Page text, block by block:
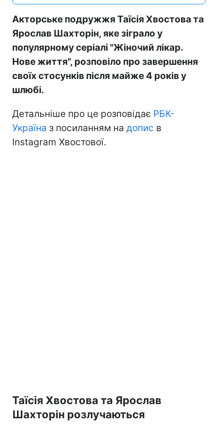
Акторське подружжя Таїсія Хвостова та
Ярослав Шахторін, яке зіграло у
популярному серіалі "Жіночий лікар.
Нове життя", розповіло про завершення
своїх стосунків після майже 4 років у
шлюбі.
Детальніше про це розповідає РБК-
Україна з посиланням на допис в
Instagram Хвостової.
Таїсія Хвостова та Ярослав
Шахторін розлучаються